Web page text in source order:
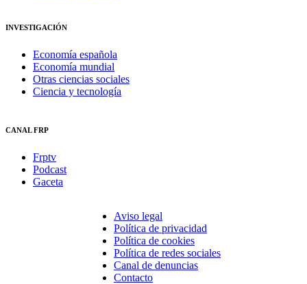
INVESTIGACIÓN
Economía española
Economía mundial
Otras ciencias sociales
Ciencia y tecnología
CANAL FRP
Frptv
Podcast
Gaceta
Aviso legal
Política de privacidad
Política de cookies
Política de redes sociales
Canal de denuncias
Contacto